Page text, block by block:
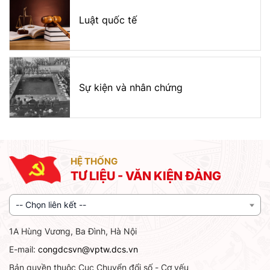
Luật quốc tế
Sự kiện và nhân chứng
HỆ THỐNG
TƯ LIỆU - VĂN KIỆN ĐẢNG
-- Chọn liên kết --
1A Hùng Vương, Ba Đình, Hà Nội
E-mail: congdcsvn@vptw.dcs.vn
Bản quyền thuộc Cục Chuyển đổi số - Cơ yếu